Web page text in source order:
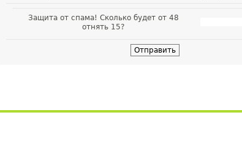
Защита от спама! Сколько будет от 48
отнять 15?